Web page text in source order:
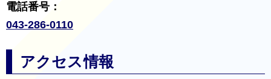
電話番号：
043-286-0110
アクセス情報